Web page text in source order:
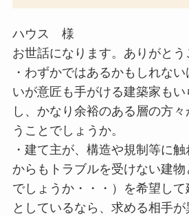
ハウス 様
お世話になります。ありがとう
・わずかではあるかもしれな
いが意匠も手がける建築家も
し、かなり余裕のある層の方
うことでしょうか。
・建て主が、構造や規制等に
からもトラブルを受けない建
でしょうか・・・）を希望して
としているなら、求める相手